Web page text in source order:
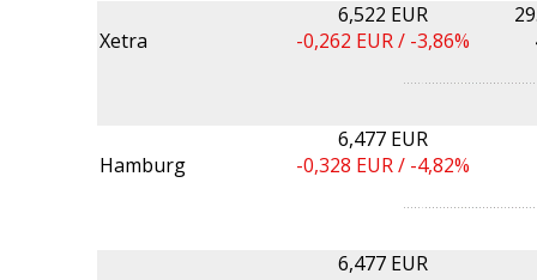
Xetra
6,522 EUR
-0,262 EUR / -3,86%
Hamburg
6,477 EUR
-0,328 EUR / -4,82%
6,477 EUR